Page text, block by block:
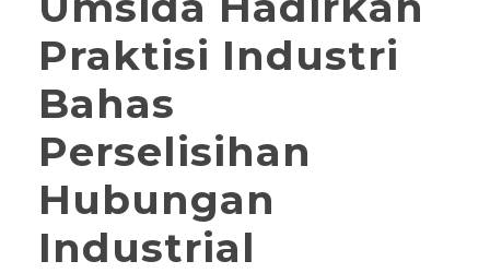
Praktisi Industri
Bahas
Perselisihan
Hubungan
Industrial